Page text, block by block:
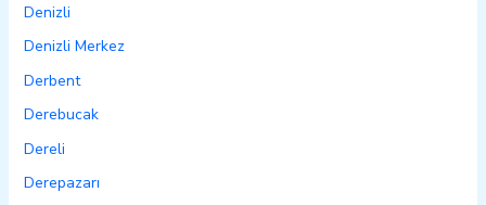
Denizli
Denizli Merkez
Derbent
Derebucak
Dereli
Derepazarı